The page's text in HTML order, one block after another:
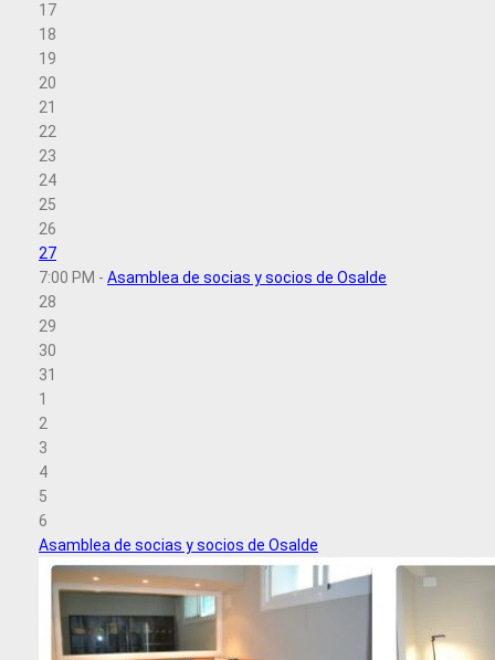
17
18
19
20
21
22
23
24
25
26
27
7:00 PM - Asamblea de socias y socios de Osalde
28
29
30
31
1
2
3
4
5
6
Asamblea de socias y socios de Osalde